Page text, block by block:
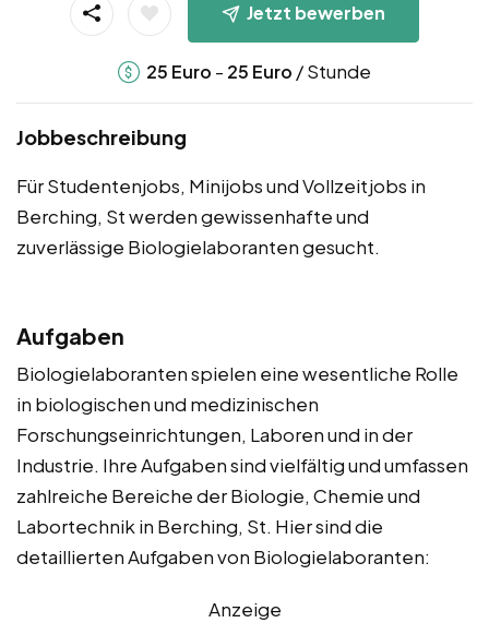
Jetzt bewerben
25 Euro - 25 Euro / Stunde
Jobbeschreibung
Für Studentenjobs, Minijobs und Vollzeitjobs in
Berching, St werden gewissenhafte und
zuverlässige Biologielaboranten gesucht.
Aufgaben
Biologielaboranten spielen eine wesentliche Rolle
in biologischen und medizinischen
Forschungseinrichtungen, Laboren und in der
Industrie. Ihre Aufgaben sind vielfältig und umfassen
zahlreiche Bereiche der Biologie, Chemie und
Labortechnik in Berching, St. Hier sind die
detaillierten Aufgaben von Biologielaboranten:
Anzeige